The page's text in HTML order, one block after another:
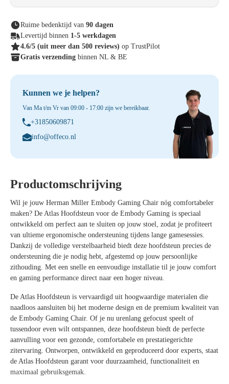
Ruime bedenktijd van 90 dagen
Levertijd binnen 1-5 werkdagen
4.6/5 (uit meer dan 500 reviews) op TrustPilot
Gratis verzending binnen NL & BE
Kunnen we je helpen?
Van Ma t/m Vr van 09:00 - 17:00 zijn we bereikbaar.
+31850609871
info@offeco.nl
Productomschrijving
Wil je jouw Herman Miller Embody Gaming Chair nóg comfortabeler
maken? De Atlas Hoofdsteun voor de Embody Gaming is speciaal
ontwikkeld om perfect aan te sluiten op jouw stoel, zodat je profiteert
van ultieme ergonomische ondersteuning tijdens lange gamesessies.
Dankzij de volledige verstelbaarheid biedt deze hoofdsteun precies de
ondersteuning die je nodig hebt, afgestemd op jouw persoonlijke
zithouding. Met een snelle en eenvoudige installatie til je jouw comfort
en gaming performance direct naar een hoger niveau.
De Atlas Hoofdsteun is vervaardigd uit hoogwaardige materialen die
naadloos aansluiten bij het moderne design en de premium kwaliteit van
de Embody Gaming Chair. Of je nu urenlang gefocust speelt of
tussendoor even wilt ontspannen, deze hoofdsteun biedt de perfecte
aanvulling voor een gezonde, comfortabele en prestatiegerichte
zitervaring. Ontworpen, ontwikkeld en geproduceerd door experts, staat
de Atlas Hoofdsteun garant voor duurzaamheid, functionaliteit en
maximaal gebruiksgemak.